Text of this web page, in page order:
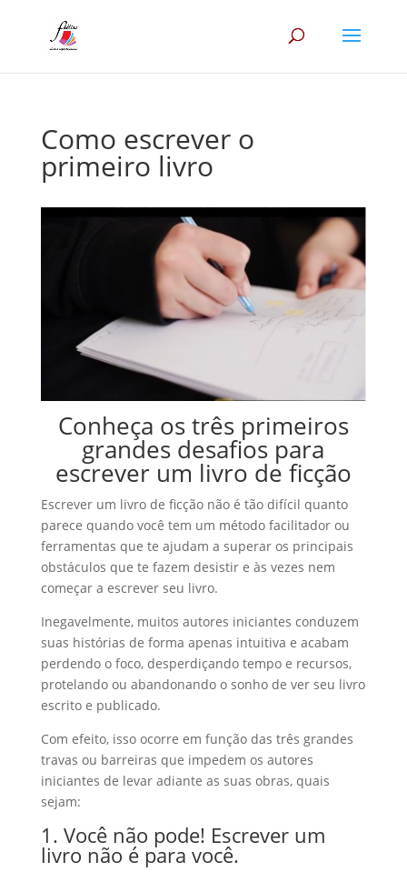
Como escrever o
primeiro livro
Conheça os três primeiros
grandes desafios para
escrever um livro de ficção
Escrever um livro de ficção não é tão difícil quanto
parece quando você tem um método facilitador ou
ferramentas que te ajudam a superar os principais
obstáculos que te fazem desistir e às vezes nem
começar a escrever seu livro.
Inegavelmente, muitos autores iniciantes conduzem
suas histórias de forma apenas intuitiva e acabam
perdendo o foco, desperdiçando tempo e recursos,
protelando ou abandonando o sonho de ver seu livro
escrito e publicado.
Com efeito, isso ocorre em função das três grandes
travas ou barreiras que impedem os autores
iniciantes de levar adiante as suas obras, quais
sejam:
1. Você não pode! Escrever um
livro não é para você.